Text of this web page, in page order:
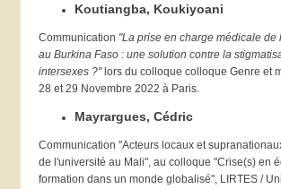
Koutiangba, Koukiyoani
Communication "La prise en charge médicale de
au Burkina Faso : une solution contre la
intersexes ?" lors du colloque colloque Genre et
28 et 29 Novembre 2022 à Paris.
Mayrargues, Cédric
Communication "Acteurs locaux et
de l'université au Mali", au colloque "Crise(s) en
formation dans un monde globalisé", LIRTES /